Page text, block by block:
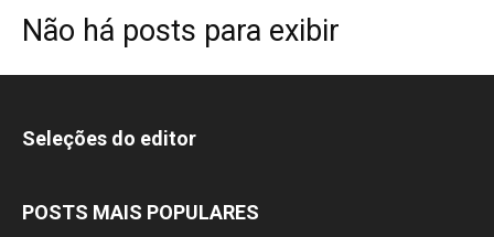
Não há posts para exibir
Seleções do editor
POSTS MAIS POPULARES